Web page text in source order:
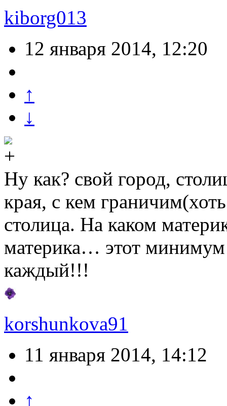
kiborg013
12 января 2014, 12:20
↑
↓
Ну как? свой город,
края, с кем
столица. На каком
материка… этот минимум
каждый!!!
korshunkova91
11 января 2014, 14:12
↑